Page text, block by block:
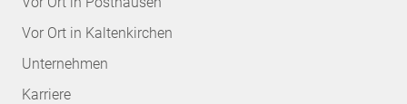
Vor Ort in Kaltenkirchen
Unternehmen
Karriere